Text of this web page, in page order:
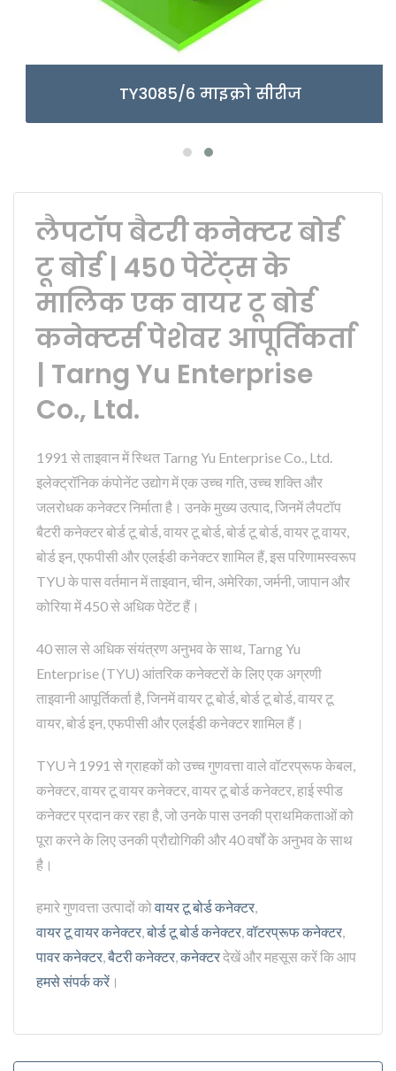
TY3085/6 माइक्रो सीरीज
लैपटॉप बैटरी कनेक्टर बोर्ड
टू बोर्ड | 450 पेटेंट्स के
मालिक एक वायर टू बोर्ड
कनेक्टर्स पेशेवर आपूर्तिकर्ता
| Tarng Yu Enterprise
Co., Ltd.
1991 से ताइवान में स्थित Tarng Yu Enterprise Co., Ltd.
इलेक्ट्रॉनिक कंपोनेंट उद्योग में एक उच्च गति, उच्च शक्ति और
जलरोधक कनेक्टर निर्माता है। उनके मुख्य उत्पाद, जिनमें लैपटॉप
बैटरी कनेक्टर बोर्ड टू बोर्ड, वायर टू बोर्ड, बोर्ड टू बोर्ड, वायर टू वायर,
बोर्ड इन, एफपीसी और एलईडी कनेक्टर शामिल हैं, इस परिणामस्वरूप
TYU के पास वर्तमान में ताइवान, चीन, अमेरिका, जर्मनी, जापान और
कोरिया में 450 से अधिक पेटेंट हैं।
40 साल से अधिक संयंत्रण अनुभव के साथ, Tarng Yu
Enterprise (TYU) आंतरिक कनेक्टरों के लिए एक अग्रणी
ताइवानी आपूर्तिकर्ता है, जिनमें वायर टू बोर्ड, बोर्ड टू बोर्ड, वायर टू
वायर, बोर्ड इन, एफपीसी और एलईडी कनेक्टर शामिल हैं।
TYU ने 1991 से ग्राहकों को उच्च गुणवत्ता वाले वॉटरप्रूफ केबल,
कनेक्टर, वायर टू वायर कनेक्टर, वायर टू बोर्ड कनेक्टर, हाई स्पीड
कनेक्टर प्रदान कर रहा है, जो उनके पास उनकी प्राथमिकताओं को
पूरा करने के लिए उनकी प्रौद्योगिकी और 40 वर्षों के अनुभव के साथ
है।
हमारे गुणवत्ता उत्पादों कोवायर टू बोर्ड कनेक्टर
वायर टू वायर कनेक्टर बोर्ड टू बोर्ड कनेक्टर वॉटरप्रूफ कनेक्टर
पावर कनेक्टर बैटरी कनेक्टर कनेक्टरदेखें और महसूस करें कि आप
हमसे संपर्क करें ।